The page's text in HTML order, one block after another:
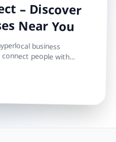
– Discover
Near You
business
people with